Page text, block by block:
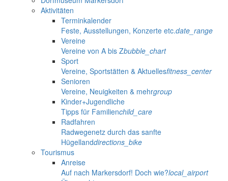
Aktivitäten
Terminkalender
Feste, Ausstellungen, Konzerte etc.date_range
Vereine
Vereine von A bis Zbubble_chart
Sport
Vereine, Sportstätten & Aktuellesfitness_center
Senioren
Vereine, Neuigkeiten & mehrgroup
Kinder+Jugendliche
Tipps für Familienchild_care
Radfahren
Radwegenetz durch das sanfte
Hügellanddirections_bike
Tourismus
Anreise
Auf nach Markersdorf! Doch wie?local_airport